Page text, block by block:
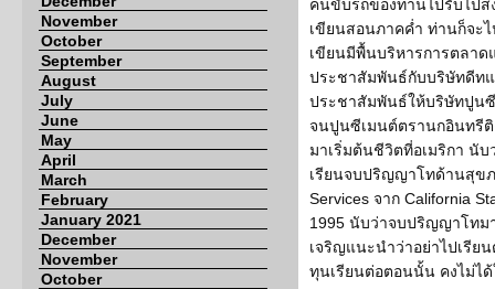
November
October
September
August
July
June
May
April
March
February
January 2021
December
November
October
คนขับรถของท่านไปรับไปส่
เขียนสอนภาคค่ำ ท่านก็จะ
เขียนมีพื้นบริหารการตลา
ประชาสัมพันธ์กับบริษัทดีท
ประชาสัมพันธ์ให้บริษัทปูน
จนปูนซีเมนต์ตรานกอินทรีติ
มาเริ่มต้นชีวิตที่อเมริกา นั
เรียนจบปริญญาโทด้านสุขภ
Services จาก California
1995 นับว่าจบปริญญาโทม
เจริญแนะนำว่าอย่าไปเรีย
ทุนเรียนต่อตอนนั้น คงไม่ไ